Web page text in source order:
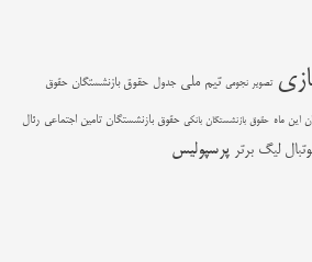
تصویر نجومی تیم ملی جدول حقوق بازنشستگان حقوق
این ماه حقوق بازنشستگان بانکی حقوق بازنشستگان تامین اجتماعی رئال
لیگ برتر پرسپولیس